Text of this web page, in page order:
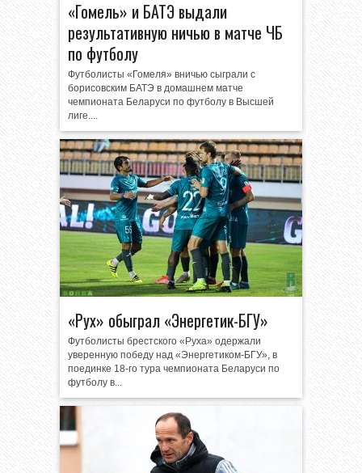
«Гомель» и БАТЭ выдали
результативную ничью в матче ЧБ
по футболу
Футболисты «Гомеля» вничью сыграли с
борисовским БАТЭ в домашнем матче
чемпионата Беларуси по футболу в Высшей
лиге....
«Рух» обыграл «Энергетик-БГУ»
Футболисты брестского «Руха» одержали
уверенную победу над «Энергетиком-БГУ», в
поединке 18-го тура чемпионата Беларуси по
футболу в...